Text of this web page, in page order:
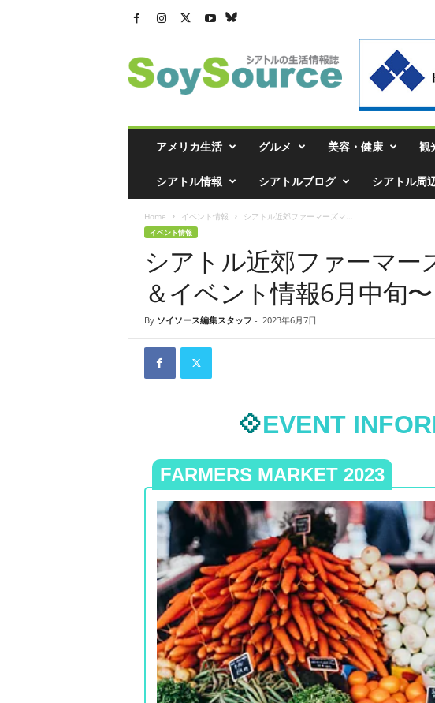
ト
ル
アメリカ生活 グルメ 美容・健康 観
シアトル情報 シアトルブログ シアトル周
Home イベント情報 シアトル近郊ファーマーズマ...
イベント情報
シアトル近郊ファーマー
＆イベント情報6月中旬
By ソイソース編集スタッフ - 2023年6月7日
💠EVENT
FARMERS MARKET 2023